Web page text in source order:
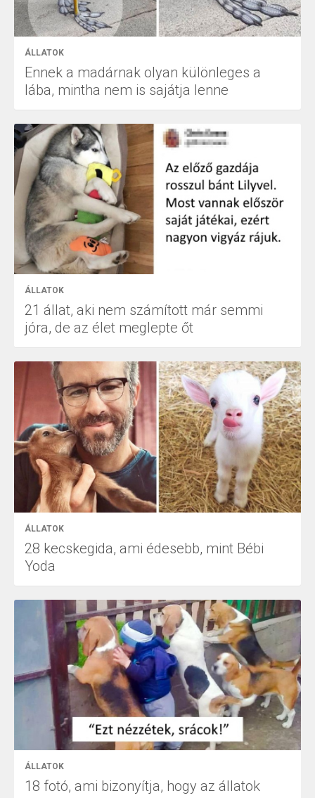
ÁLLATOK
Ennek a madárnak olyan különleges a
lába, mintha nem is sajátja lenne
ÁLLATOK
21 állat, aki nem számított már semmi
jóra, de az élet meglepte őt
ÁLLATOK
28 kecskegida, ami édesebb, mint Bébi
Yoda
ÁLLATOK
18 fotó, ami bizonyítja, hogy az állatok